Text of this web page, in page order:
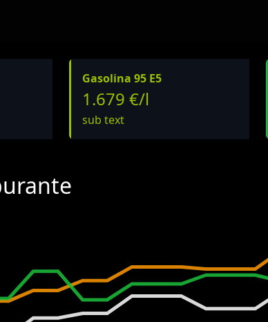
Gasolina 95 E5
1.679 €/l
sub text